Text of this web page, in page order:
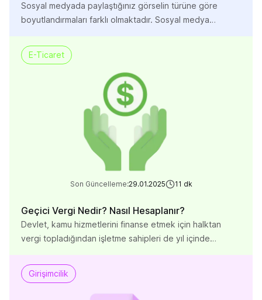
Sosyal medyada paylaştığınız görselin türüne göre
boyutlandırmaları farklı olmaktadır. Sosyal medya
göstermektedir. Bunun sebebi farklı platformların
algoritması ve arayüzlerinin farklı olmasıdır. Algoritma ve
arayüzleri farklı olduğu gibi sosyal medya platformlarının
odakları da farklıdır. İçerikleri oluştururken pazarlama
stratejilerimize göre oluşturmamız gerekmektedir.
Tasarımların akışta dikkat çekici ve anlamlı
görüntülenebilmesi için sosyal medya […]
E-Ticaret
Son Güncelleme:29.01.2025 11 dk
Geçici Vergi Nedir? Nasıl Hesaplanır?
Devlet, kamu hizmetlerini finanse etmek için halktan
vergi topladığından işletme sahipleri de yıl içinde
vergi türlerinden biri olan geçici vergi, belirli dönemlerde
tahakkuk eden ve yıl sonunda ödenecek vergiden
mahsup edilen bir ön ödeme sistemidir. Ancak birçok
Girişimcilik